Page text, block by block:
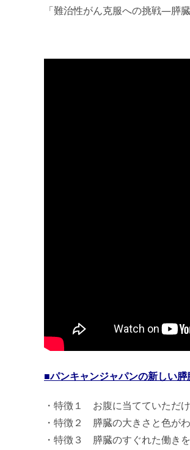
「難治性がん克服への挑戦—膵
■パンキャンジャパンの新しい
・特徴１ お腹に当てていただ
・特徴２ 膵臓の大きさと色が
・特徴３ 膵臓のすぐれた働き